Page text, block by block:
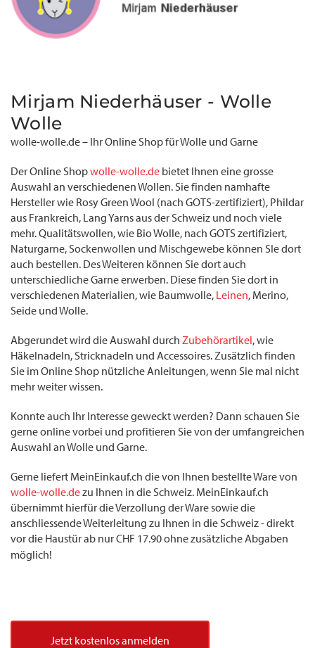
Mirjam Niederhäuser - Wolle
Wolle
wolle-wolle.de – Ihr Online Shop für Wolle und Garne
Der Online Shopwolle-wolle.de bietet Ihnen eine grosse
Auswahl an verschiedenen Wollen. Sie finden namhafte
Hersteller wie Rosy Green Wool (nach GOTS-zertifiziert), Phildar
aus Frankreich, Lang Yarns aus der Schweiz und noch viele
mehr. Qualitätswollen, wie Bio Wolle, nach GOTS zertifiziert,
Naturgarne, Sockenwollen und Mischgewebe können SIe dort
auch bestellen. Des Weiteren können Sie dort auch
unterschiedliche Garne erwerben. Diese finden Sie dort in
verschiedenen Materialien, wie Baumwolle, Leinen, Merino,
Seide und Wolle.
Abgerundet wird die Auswahl durch Zubehörartikel, wie
Häkelnadeln, Stricknadeln und Accessoires. Zusätzlich finden
Sie im Online Shop nützliche Anleitungen, wenn Sie mal nicht
mehr weiter wissen.
Konnte auch Ihr Interesse geweckt werden? Dann schauen Sie
gerne online vorbei und profitieren Sie von der umfangreichen
Auswahl an Wolle und Garne.
Gerne liefert MeinEinkauf.ch die von Ihnen bestellte Ware von
wolle-wolle.dezu Ihnen in die Schweiz. MeinEinkauf.ch
übernimmt hierfür die Verzollung der Ware sowie die
anschliessende Weiterleitung zu Ihnen in die Schweiz - direkt
vor die Haustür ab nur CHF 17.90 ohne zusätzliche Abgaben
möglich!
Jetzt kostenlos anmelden